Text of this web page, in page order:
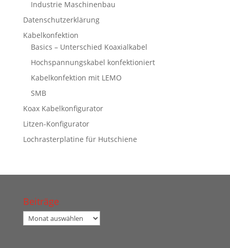
Industrie Maschinenbau
Datenschutzerklärung
Kabelkonfektion
Basics – Unterschied Koaxialkabel
Hochspannungskabel konfektioniert
Kabelkonfektion mit LEMO
SMB
Koax Kabelkonfigurator
Litzen-Konfigurator
Lochrasterplatine für Hutschiene
Beiträge
Beiträge